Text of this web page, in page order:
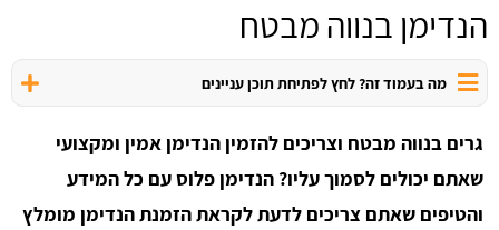
הנדימן בנווה מבטח
מה בעמוד זה? לחץ לפתיחת תוכן עניינים
גרים בנווה מבטח וצריכים להזמין הנדימן אמין ומקצועי
שאתם יכולים לסמוך עליו? הנדימן פלוס עם כל המידע
והטיפים שאתם צריכים לדעת לקראת הזמנת הנדימן מומלץ